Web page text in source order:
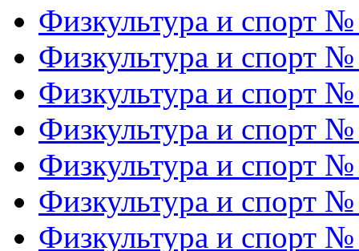
Физкультура и спорт
Физкультура и спорт
Физкультура и спорт
Физкультура и спорт
Физкультура и спорт
Физкультура и спорт
Физкультура и спорт